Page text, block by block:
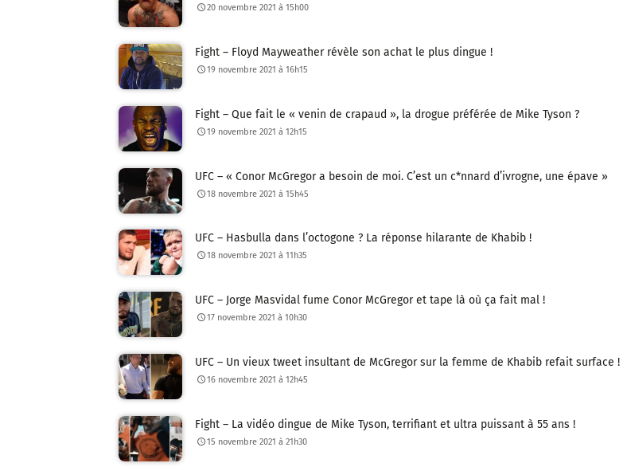
20 novembre 2021 à 15h00
Fight – Floyd Mayweather révèle son achat le plus dingue !
19 novembre 2021 à 16h15
Fight – Que fait le « venin de crapaud », la drogue préférée de Mike Tyson ?
19 novembre 2021 à 12h15
UFC – « Conor McGregor a besoin de moi. C’est un c*nnard d’ivrogne, une épave »
18 novembre 2021 à 15h45
UFC – Hasbulla dans l’octogone ? La réponse hilarante de Khabib !
18 novembre 2021 à 11h35
UFC – Jorge Masvidal fume Conor McGregor et tape là où ça fait mal !
17 novembre 2021 à 10h30
UFC – Un vieux tweet insultant de McGregor sur la femme de Khabib refait surface !
16 novembre 2021 à 12h45
Fight – La vidéo dingue de Mike Tyson, terrifiant et ultra puissant à 55 ans !
15 novembre 2021 à 21h30